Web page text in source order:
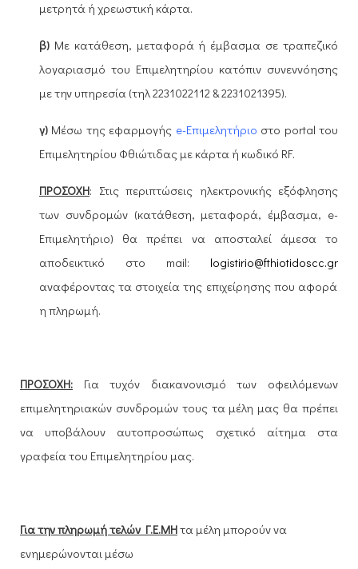
μετρητά ή χρεωστική κάρτα.
β) Με κατάθεση, μεταφορά ή έμβασμα σε τραπεζικό
λογαριασμό του Επιμελητηρίου κατόπιν συνεννόησης
με την υπηρεσία (τηλ 2231022112 & 2231021395).
γ) Μέσω της εφαρμογής e-Επιμελητήριο στο portal του
Επιμελητηρίου Φθιώτιδας με κάρτα ή κωδικό RF.
ΠΡΟΣΟΧΗ: Στις περιπτώσεις ηλεκτρονικής εξόφλησης
των συνδρομών (κατάθεση, μεταφορά, έμβασμα, e-
Επιμελητήριο) θα πρέπει να αποσταλεί άμεσα το
αποδεικτικό στο mail: logistirio@fthiotidoscc.gr
αναφέροντας τα στοιχεία της επιχείρησης που αφορά
η πληρωμή.
ΠΡΟΣΟΧΗ: Για τυχόν διακανονισμό των οφειλόμενων
επιμελητηριακών συνδρομών τους τα μέλη μας θα πρέπει
να υποβάλουν αυτοπροσώπως σχετικό αίτημα στα
γραφεία του Επιμελητηρίου μας.
Για την πληρωμή τελών Γ.Ε.ΜΗτα μέλη μπορούν να
ενημερώνονται μέσω